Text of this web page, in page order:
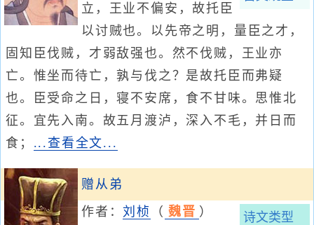
立，王业不偏安，故托臣
以讨贼也。以先帝之明，量臣之才，
固知臣伐贼，才弱敌强也。然不伐贼，王业亦
亡。惟坐而待亡，孰与伐之？是故托臣而弗疑
也。臣受命之日，寝不安席，食不甘味。思惟北
征。宜先入南。故五月渡泸，深入不毛，并日而
食； ...查看全文...
赠从弟
诗文类型
作者：刘桢 （ 魏晋 ）